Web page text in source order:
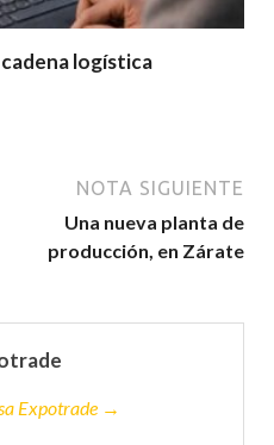
logística
NOTA SIGUIENTE
Una nueva planta de
producción, en Zárate
Expotrade →